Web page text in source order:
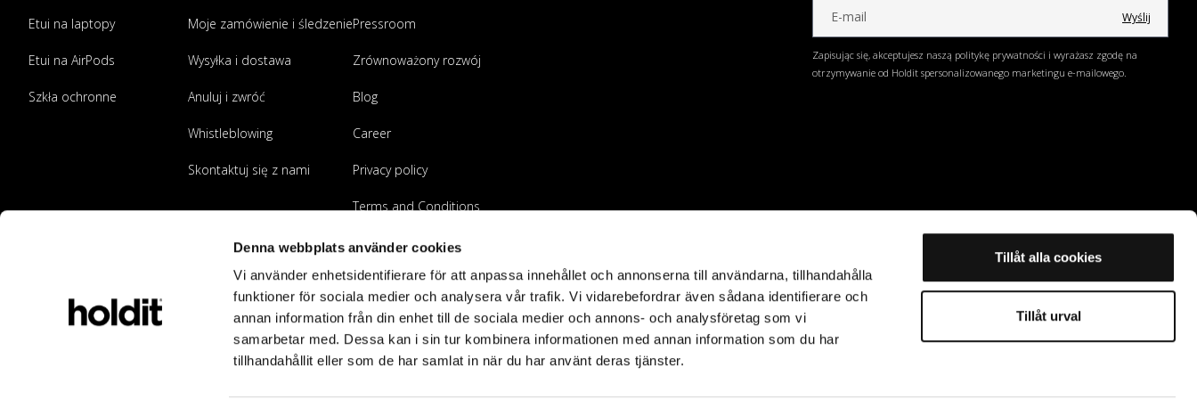
Denna webbplats använder cookies
Vi använder enhetsidentifierare för att anpassa innehållet och annonserna till användarna, tillhandahålla
funktioner för sociala medier och analysera vår trafik. Vi vidarebefordrar även sådana identifierare och
annan information från din enhet till de sociala medier och annons- och analysföretag som vi
samarbetar med. Dessa kan i sin tur kombinera informationen med annan information som du har
tillhandahållit eller som de har samlat in när du har använt deras tjänster.
Tillåt alla cookies
Tillåt urval
Etui na laptopy
Etui na AirPods
Szkła ochronne
Moje zamówienie i śledzenie
Wysyłka i dostawa
Anuluj i zwróć
Whistleblowing
Skontaktuj się z nami
Pressroom
Zrównoważony rozwój
Blog
Career
Privacy policy
Terms and Conditions
Zostań sprzedawcą
Wyślij
Zapisując się, akceptujesz naszą politykę prywatności i wyrażasz zgodę na
otrzymywanie od Holdit spersonalizowanego marketingu e-mailowego.